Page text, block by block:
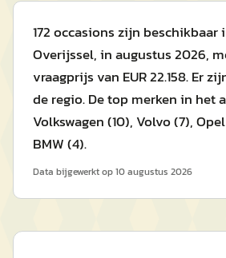
172 occasions zijn beschikbaar
Overijssel, in augustus 2026,
vraagprijs van EUR 22.158. Er
de regio. De top merken in het
Volkswagen (10), Volvo (7),
BMW (4).
Data bijgewerkt op10 augustus 2026